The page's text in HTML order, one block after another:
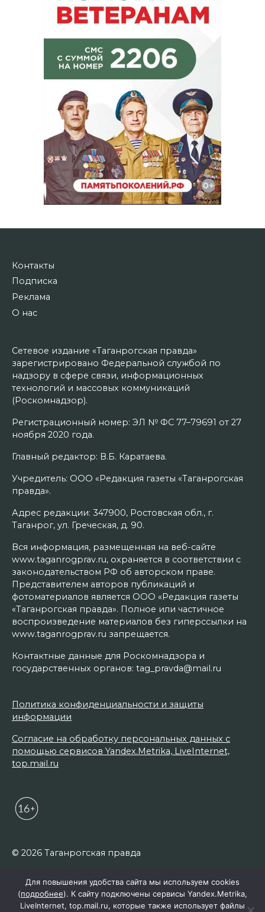
Контакты
Подписка
Реклама
О нас
Сетевое издание «Таганрогская правда»
зарегистрировано Федеральной службой по
надзору в сфере связи, информационных
технологий и массовых коммуникаций
(Роскомнадзор).
Регистрационный номер: ЭЛ № ФС 77–79691 от 27
ноября 2020 года.
Главный редактор: В.Б. Каратаева.
Учредитель: ООО «Редакция газеты «Таганрогская
правда».
Адрес редакции: 347900, Ростовская обл., г.
Таганрог, ул. Греческая, д. 90.
Вся информация, размещенная на веб-сайте
www.taganrogprav.ru, охраняется в соответствии с
законодательством РФ об авторском праве.
Представителем авторов публикаций и
фотоматериалов является ООО «Редакция газеты
«Таганрогская правда». Полное или частичное
воспроизведение материалов без гиперссылки на
www.taganrogprav.ru запрещается.
Контактные данные для Роскомнадзора и
государственных органов: tag_pravda@mail.ru
Политика конфиденциальности и защиты
информации
Согласие на обработку персональных данных с
помощью сервисов Yandex.Metrika, LiveInternet,
top.mail.ru
© 2026 Таганрогская правда
Для повышения удобства сайта мы используем cookies
(подробнее). К сайту подключены сервисы Yandex.Metrika,
LiveInternet, top.mail.ru, которые также использует файлы